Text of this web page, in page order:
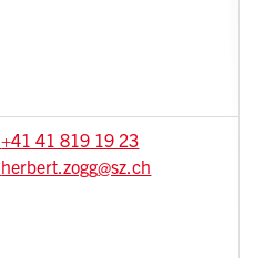
+41 41 819 19 23
herbert.zogg@sz.ch